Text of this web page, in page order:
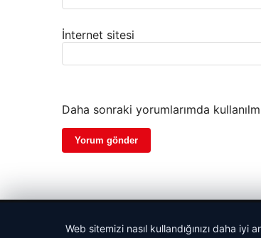
İnternet sitesi
Daha sonraki yorumlarımda
Web sitemizi nasıl kullandığınızı daha